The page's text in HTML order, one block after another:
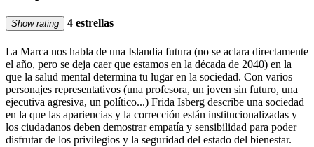
Show rating 4 estrellas
La Marca nos habla de una Islandia futura (no se aclara directamente
el año, pero se deja caer que estamos en la década de 2040) en la
que la salud mental determina tu lugar en la sociedad. Con varios
personajes representativos (una profesora, un joven sin futuro, una
ejecutiva agresiva, un político...) Frida Isberg describe una sociedad
en la que las apariencias y la corrección están institucionalizadas y
los ciudadanos deben demostrar empatía y sensibilidad para poder
disfrutar de los privilegios y la seguridad del estado del bienestar.